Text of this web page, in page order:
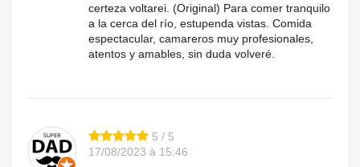
certeza voltarei. (Original) Para comer tranquilo
a la cerca del río, estupenda vistas. Comida
espectacular, camareros muy profesionales,
atentos y amables, sin duda volveré.
5 / 5
17/08/2023 à 15:46